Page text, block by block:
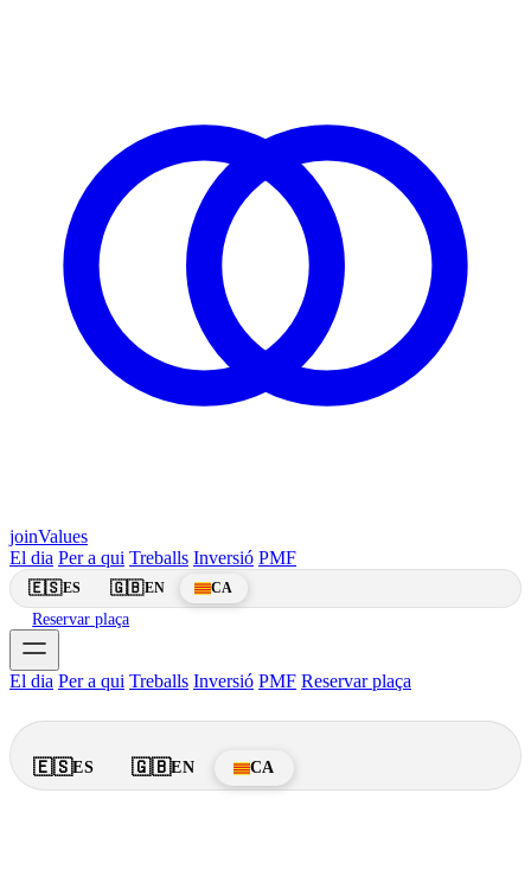
joinValues
El dia Per a qui Treballs Inversió PMF
🇪🇸ES 🇬🇧EN CA
Reservar plaça
El dia Per a qui Treballs Inversió PMF Reservar plaça
🇪🇸ES 🇬🇧EN CA